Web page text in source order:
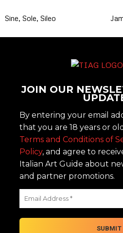
Sine, Sole, Sileo
JOIN OUR
By entering your email
that you are 18 years or
Terms and Conditions of
Policy, and agree to
Italian Art Guide about
and partner promotions.